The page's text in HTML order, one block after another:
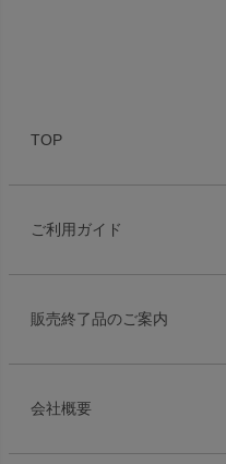
TOP
ご利用ガイド
販売終了品のご案内
会社概要